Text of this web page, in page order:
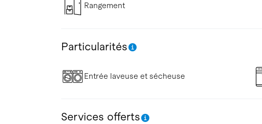
Rangement
Particularités
Entrée laveuse et sécheuse
Services offerts